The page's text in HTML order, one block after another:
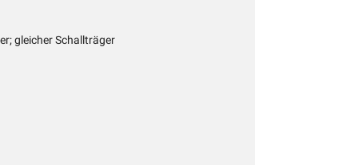
gleicher Schallträger